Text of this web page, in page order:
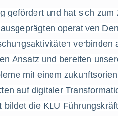
gefördert und hat sich zum
operativen
verbinden
Ansatz und bereiten
mit einem
auf digitaler
die KLU